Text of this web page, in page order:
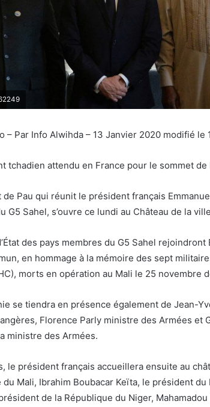
– Par Info Alwihda – 13 Janvier 2020 modifié le
tchadien attendu en France pour le sommet de
de Pau qui réunit le président français
G5 Sahel, s’ouvre ce lundi au Château de la
des pays membres du G5 Sahel
en hommage à la mémoire des sept
morts en opération au Mali le 25 novembre
se tiendra en présence également de Jean-
Florence Parly ministre des Armées et
ministre des Armées.
le président français accueillera ensuite au
du Mali, Ibrahim Boubacar Keïta, le président
de la République du Niger,